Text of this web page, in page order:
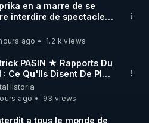
SUR ODYSEE
sont aussi sur la
en a marre de se
interdire de spectacle.
décide donc de devenir
!
ago
1.2 k views
PASIN ★ Rapports Du
: Ce Qu'Ils Disent De Plus
Sur Hitler
ago
93 views
a tous le monde de